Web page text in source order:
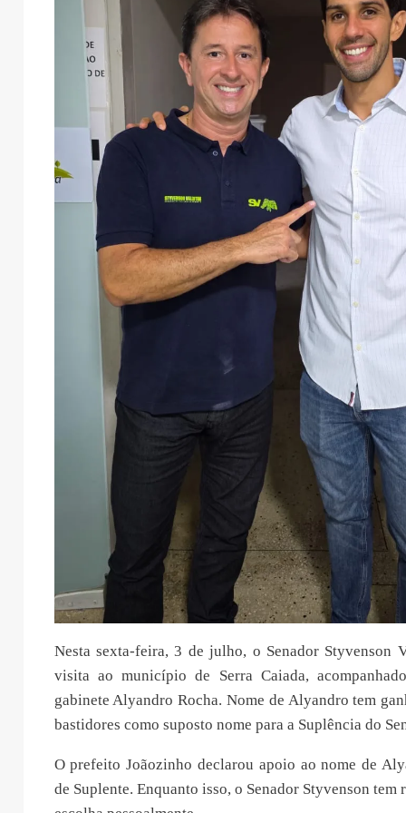
Nesta sexta-feira, 3 de julho, o Senador Styvenson
visita ao município de Serra Caiada,
gabinete Alyandro Rocha. Nome de Alyandro tem
bastidores como suposto nome para a Suplência do
O prefeito Joãozinho declarou apoio ao nome de
de Suplente. Enquanto isso, o Senador Styvenson tem